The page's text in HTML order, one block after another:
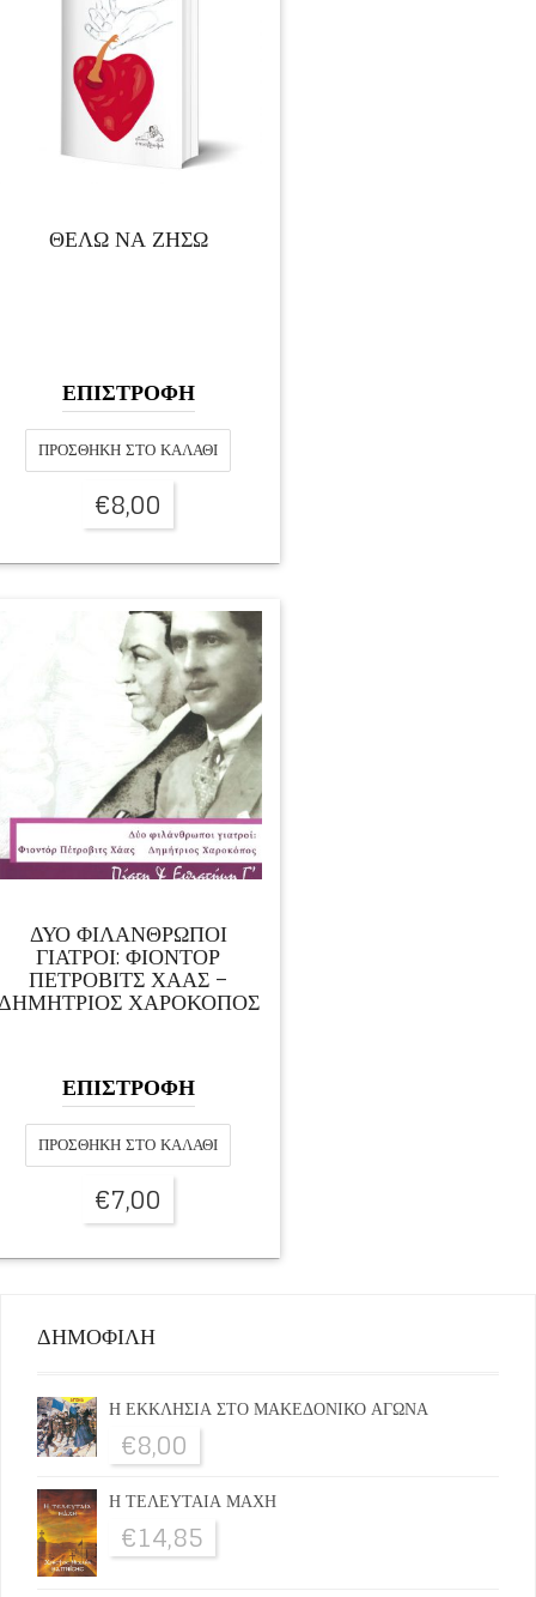
ΘΕΛΩ ΝΑ ΖΗΣΩ
ΕΠΙΣΤΡΟΦΗ
ΠΡΟΣΘΉΚΗ ΣΤΟ ΚΑΛΆΘΙ
€8,00
ΔΥΟ ΦΙΛΑΝΘΡΩΠΟΙ
ΓΙΑΤΡΟΙ: ΦΙΟΝΤΌΡ
ΠΈΤΡΟΒΙΤΣ ΧΆΑΣ –
ΧΑΡΟΚΌΠΟΣ
ΕΠΙΣΤΡΟΦΗ
ΠΡΟΣΘΉΚΗ ΣΤΟ ΚΑΛΆΘΙ
€7,00
ΔΗΜΟΦΙΛΗ
Η ΕΚΚΛΗΣΙΑ ΣΤΟ ΜΑΚΕΔΟΝΙΚΟ ΑΓΩΝΑ
€8,00
Η ΤΕΛΕΥΤΑΙΑ ΜΑΧΗ
€14,85